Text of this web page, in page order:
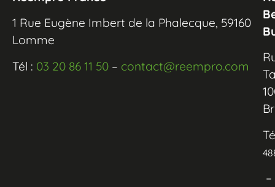
1 Rue Eugène Imbert de la Phalecque, 59160
Lomme
Tél : 03 20 86 11 50 – contact@reempro.com
–